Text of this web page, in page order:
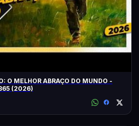
O MELHOR ABRAÇO DO MUNDO -
(2026)